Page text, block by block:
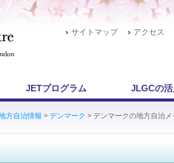
サイトマップ アクセス
JETプログラム JLGCの
方自治情報 > デンマーク > デンマークの地方自治メ